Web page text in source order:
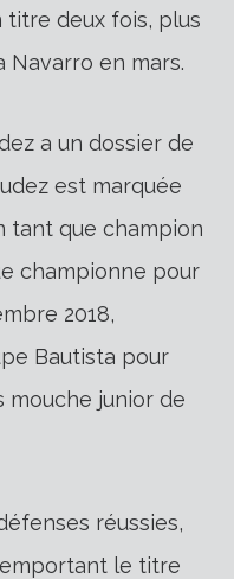
titre deux fois, plus
en mars.
a un dossier de
est marquée
tant que champion
championne pour
2018,
Bautista pour
junior de
réussies,
le titre